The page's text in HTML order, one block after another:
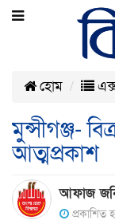
হোম
মুন্সীগঞ্জ-
আত্মপ্রকাশ
আফাজ
প্রকাশিত